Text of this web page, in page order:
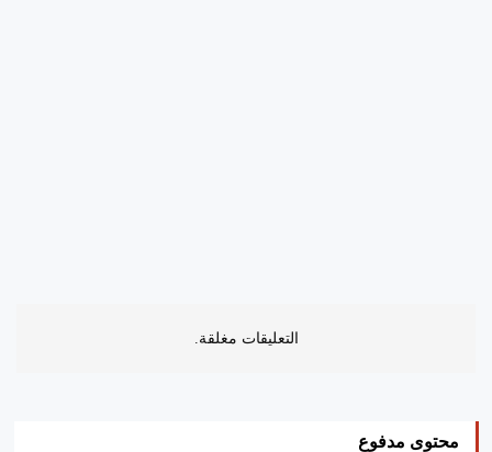
التعليقات مغلقة.
محتوى مدفوع